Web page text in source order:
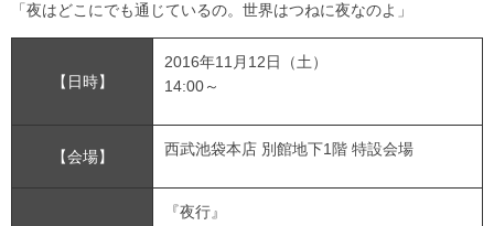
「夜はどこにでも通じているの。世界はつねに夜なのよ」
【日時】
2016年11月12日（土）
14:00～
【会場】 西武池袋本店 別館地下1階 特設会場
『夜行』